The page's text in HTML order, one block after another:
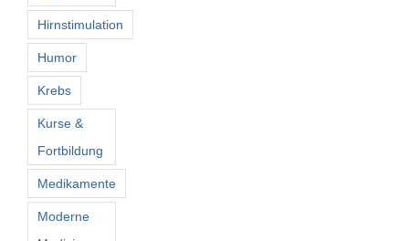
Hirnstimulation
Humor
Krebs
Kurse &
Fortbildung
Medikamente
Moderne